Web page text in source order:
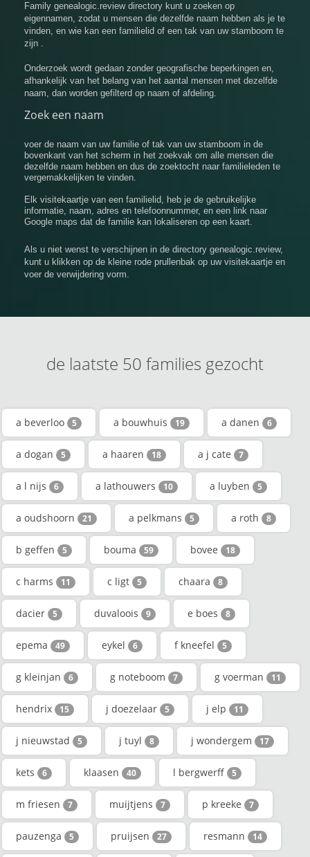
Family genealogic.review directory kunt u zoeken op
eigennamen, zodat u mensen die dezelfde naam hebben als je te
vinden, en wie kan een familielid of een tak van uw stamboom te
zijn .
Onderzoek wordt gedaan zonder geografische beperkingen en,
afhankelijk van het belang van het aantal mensen met dezelfde
naam, dan worden gefilterd op naam of afdeling.
Zoek een naam
voer de naam van uw familie of tak van uw stamboom in de
bovenkant van het scherm in het zoekvak om alle mensen die
dezelfde naam hebben en dus de zoektocht naar familieleden te
vergemakkelijken te vinden.
Elk visitekaartje van een familielid, heb je de gebruikelijke
informatie, naam, adres en telefoonnummer, en een link naar
Google maps dat de familie kan lokaliseren op een kaart.
Als u niet wenst te verschijnen in de directory genealogic.review,
kunt u klikken op de kleine rode prullenbak op uw visitekaartje en
voer de verwijdering vorm.
de laatste 50 families gezocht
a beverloo 5 a bouwhuis 19 a danen 6
a dogan 5 a haaren 18 a j cate 7
a l nijs 6 a lathouwers 10 a luyben 5
a oudshoorn 21 a pelkmans 5 a roth 8
b geffen 5 bouma 59 bovee 18
c harms 11 c ligt 5 chaara 8
dacier 5 duvaloois 9 e boes 8
epema 49 eykel 6 f kneefel 5
g kleinjan 6 g noteboom 7 g voerman 11
hendrix 15 j doezelaar 5 j elp 11
j nieuwstad 5 j tuyl 8 j wondergem 17
kets 6 klaasen 40 l bergwerff 5
m friesen 7 muijtjens 7 p kreeke 7
pauzenga 5 pruijsen 27 resmann 14